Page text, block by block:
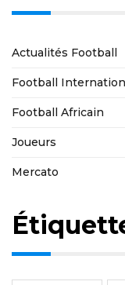
Actualités Football
Football
Football Africain
Joueurs
Mercato